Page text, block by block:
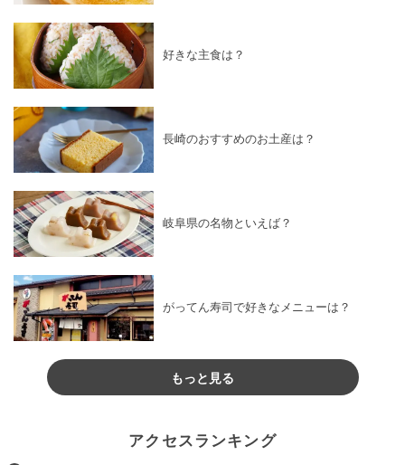
好きな主食は？
長崎のおすすめのお土産は？
岐阜県の名物といえば？
がってん寿司で好きなメニューは？
もっと見る
アクセスランキング